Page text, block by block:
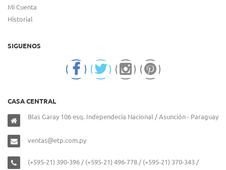
Mi Cuenta
Historial
SIGUENOS
CASA CENTRAL
Blas Garay 106 esq. Independecia Nacional / Asunción - Paraguay
ventas@etp.com.py
(+595-21) 390-396 / (+595-21) 496-778 / (+595-21) 370-343 /